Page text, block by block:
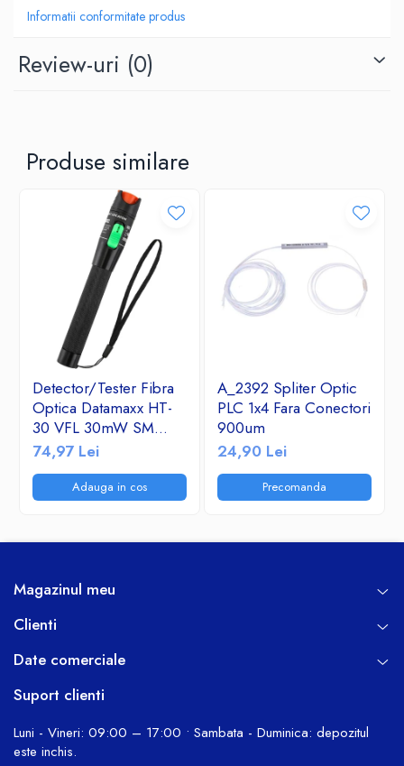
Informatii conformitate produs
Review-uri (0)
Produse similare
Detector/Tester Fibra
Optica Datamaxx HT-
30 VFL 30mW SM
&MM- Visual Fault
de aluminiu
74,97 Lei
Adauga in cos
A_2392 Spliter Optic
PLC 1x4 Fara Conectori
900um
24,90 Lei
Precomanda
Magazinul meu
Clienti
Date comerciale
Suport clienti
Luni - Vineri: 09:00 – 17:00 • Sambata - Duminica: depozitul
este inchis.